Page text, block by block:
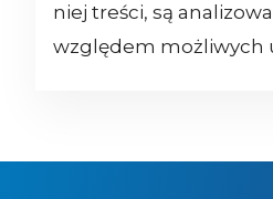
niej treści, są
względem możliwych